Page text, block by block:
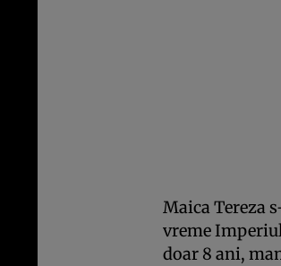
Maica Tereza
vreme
doar 8 ani,